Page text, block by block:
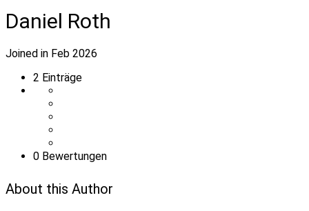
Daniel Roth
Joined in Feb 2026
2 Einträge
0 Bewertungen
About this Author